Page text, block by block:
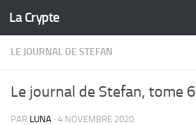
Skip to content
La Crypte
LE JOURNAL DE STEFAN
Le journal de Stefan, tome 6
PAR LUNA · 4 NOVEMBRE 2020